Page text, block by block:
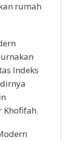
rumah
Indeks
Khofifah.